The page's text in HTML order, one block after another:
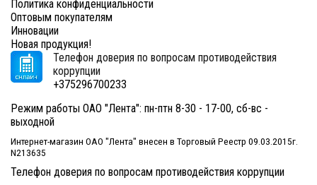
Политика конфиденциальности
Оптовым покупателям
Инновации
Новая продукция!
Телефон доверия по вопросам противодействия
коррупции
+375296700233
Режим работы ОАО "Лента": пн-птн 8-30 - 17-00, сб-вс -
выходной
Интернет-магазин ОАО "Лента" внесен в Торговый Реестр 09.03.2015г.
N213635
Телефон доверия по вопросам противодействия коррупции